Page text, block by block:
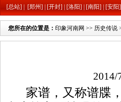
[总站] [郑州] [开封] [洛阳] [南阳] [安阳]
您所在的位置是： 印象河南网 >> 历史传说
2014/
家谱，又称谱牒，